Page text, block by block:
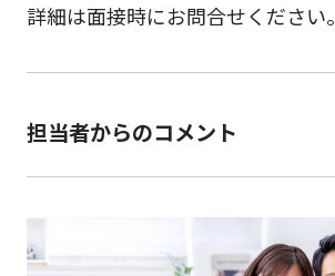
詳細は面接時にお問合せください。
担当者からのコメント